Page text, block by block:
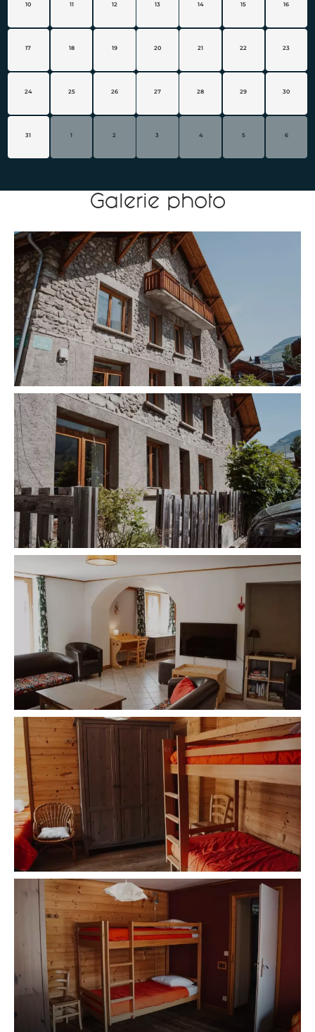
10 11 12 13 14 15 16
17 18 19 20 21 22 23
24 25 26 27 28 29 30
31 1 2 3 4 5 6
Galerie photo